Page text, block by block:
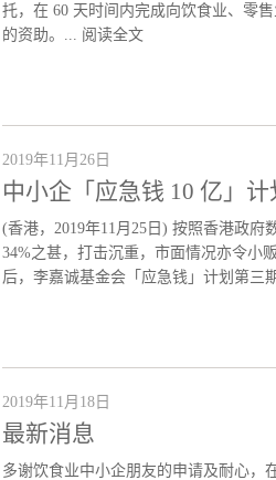
托，在 60 天时间内完成向饮食业、零
的资助。... 阅读全文
2019年11月26日
中小企「应急钱 10 亿」
(香港，2019年11月25日) 按照香港政
34%之甚，打击沉重，市面情况亦令小
后，李嘉诚基金会「应急钱」计划第三
2019年11月18日
最新消息
多谢饮食业中小企朋友的申请及耐心，